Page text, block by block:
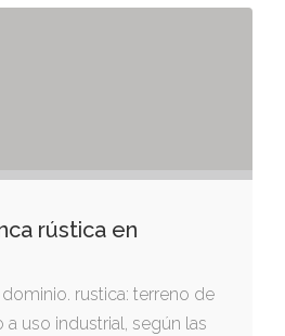
rústica en
dominio. rustica: terreno de
uso industrial, según las